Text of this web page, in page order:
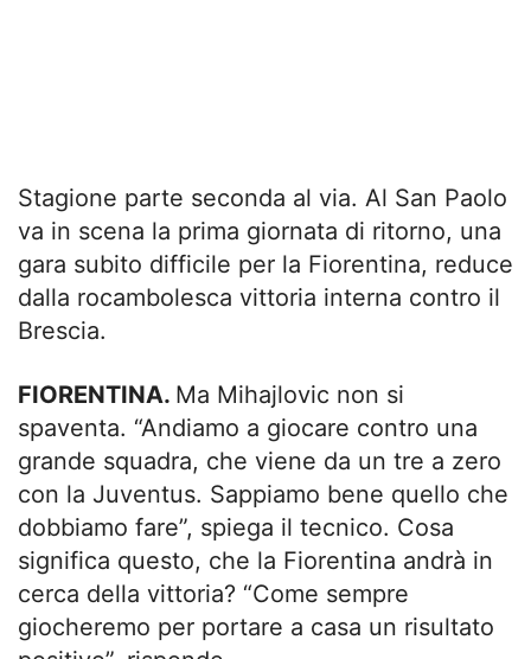
Stagione parte seconda al via. Al San Paolo
va in scena la prima giornata di ritorno, una
gara subito difficile per la Fiorentina, reduce
dalla rocambolesca vittoria interna contro il
Brescia.
FIORENTINA. Ma Mihajlovic non si
spaventa. “Andiamo a giocare contro una
grande squadra, che viene da un tre a zero
con la Juventus. Sappiamo bene quello che
dobbiamo fare”, spiega il tecnico. Cosa
significa questo, che la Fiorentina andrà in
cerca della vittoria? “Come sempre
giocheremo per portare a casa un risultato